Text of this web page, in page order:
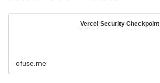
Vercel Security Checkpoint
ofuse.me